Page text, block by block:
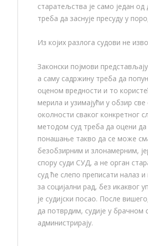
старатељства је само један од
треба да заснује пресуду у
Из којих разлога судови не
Законски појмови
а саму садржину треба да
оценом вредности и то
мерила и узимајући у обзир
околности сваког конкретног
методом суд треба да оцени да
понашање такво да се може
безобзирним и злонамерним,
спору суди СУД, а не орган
суд ће слепо преписати
за социјални рад, без икаквог
је судијски посао. После
да потврдим, судије у брачном
администрирају.